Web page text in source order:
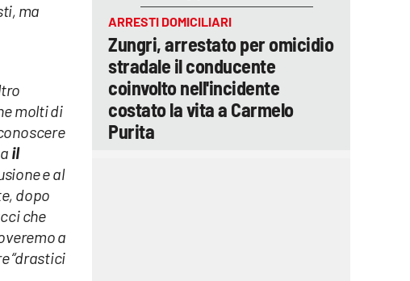
ma
molti di
il
e al
dopo
che
a
“drastici
ARRESTI DOMICILIARI
Zungri, arrestato per omicidio
stradale il conducente
coinvolto nell'incidente
costato la vita a Carmelo
Purita